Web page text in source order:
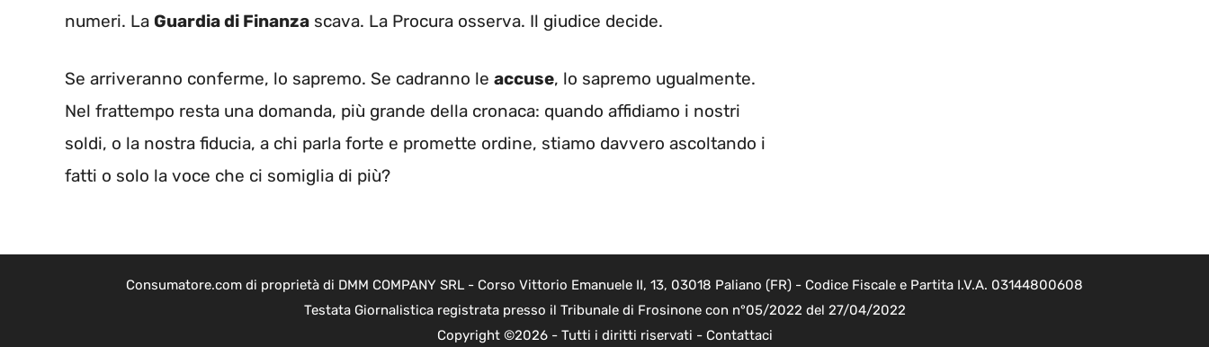
numeri. La Guardia di Finanza scava. La Procura osserva. Il giudice decide.
Se arriveranno conferme, lo sapremo. Se cadranno le accuse, lo sapremo ugualmente.
Nel frattempo resta una domanda, più grande della cronaca: quando affidiamo i nostri
soldi, o la nostra fiducia, a chi parla forte e promette ordine, stiamo davvero ascoltando i
fatti o solo la voce che ci somiglia di più?
Consumatore.com di proprietà di DMM COMPANY SRL - Corso Vittorio Emanuele II, 13, 03018 Paliano (FR) - Codice Fiscale e Partita I.V.A. 03144800608
Testata Giornalistica registrata presso il Tribunale di Frosinone con n°05/2022 del 27/04/2022
Copyright ©2026 - Tutti i diritti riservati - Contattaci